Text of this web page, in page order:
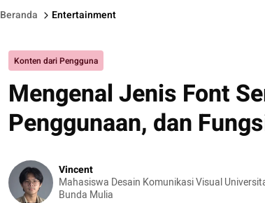
Beranda Entertainment
Konten dari Pengguna
Mengenal Jenis Font
Penggunaan, dan
Vincent
Mahasiswa Desain Komunikasi Visual
Bunda Mulia